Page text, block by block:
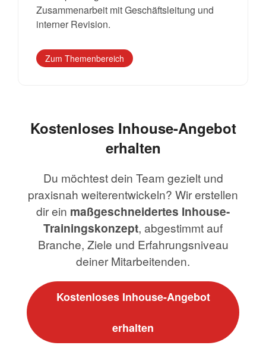
Zusammenarbeit mit Geschäftsleitung und
interner Revision.
Zum Themenbereich
Kostenloses Inhouse-Angebot
erhalten
Du möchtest dein Team gezielt und
praxisnah weiterentwickeln? Wir erstellen
dir ein maßgeschneidertes Inhouse-
Trainingskonzept, abgestimmt auf
Branche, Ziele und Erfahrungsniveau
deiner Mitarbeitenden.
Kostenloses Inhouse-Angebot
erhalten